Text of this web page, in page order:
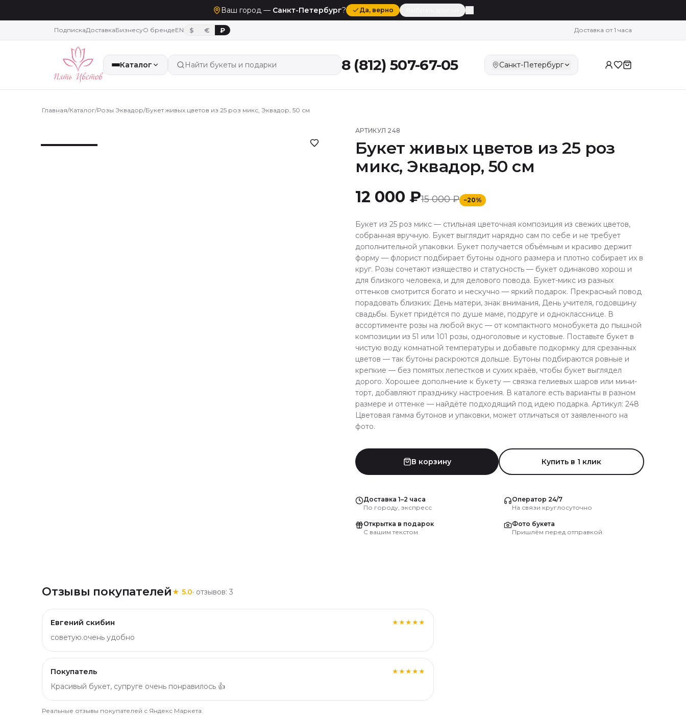
Ваш город — Санкт-Петербург? Да, верно
ПодпискаДоставкаБизнесуО брендеEN $ € ₽ Доставка от 1 часа
Каталог Найти букеты и подарки 8 (812) 507-67-05 Санкт-Петербург
Главная/Каталог/Розы Эквадор/Букет живых цветов из 25 роз микс, Эквадор, 50 см
АРТИКУЛ 248
Букет живых цветов из 25 роз
микс, Эквадор, 50 см
12 000 ₽15 000 ₽ −20%
Букет из 25 роз микс — стильная цветочная композиция из свежих цветов,
собранная вручную. Букет выглядит нарядно сам по себе и не требует
дополнительной упаковки. Букет получается объёмным и красиво держит
форму — флорист подбирает бутоны одного размера и плотно собирает их в
круг. Розы сочетают изящество и статусность — букет одинаково хорош и
для близкого человека, и для делового повода. Букет-микс из разных
оттенков смотрится богато и нескучно — яркий подарок. Прекрасный повод
порадовать близких: День матери, знак внимания, День учителя, годовщину
свадьбы. Букет придётся по душе маме, подруге и однокласснице. В
ассортименте розы на любой вкус — от компактного монобукета до пышной
композиции из 51 или 101 розы, одноголовые и кустовые. Поставьте букет в
чистую воду комнатной температуры и добавьте подкормку для срезанных
цветов — так бутоны раскроются дольше. Бутоны подбираются ровные и
крепкие — без помятых лепестков и сухих краёв, чтобы букет выглядел
дорого. Хорошее дополнение к букету — связка гелиевых шаров или мини-
торт, добавляют празднику настроения. В каталоге есть варианты в разном
размере и оттенке — найдёте подходящий под идею подарка. Артикул: 248
Цветовая гамма бутонов и упаковки, может отличаться от заявленного на
фото.
В корзину Купить в 1 клик
Доставка 1–2 часа
По городу, экспресс
Оператор 24/7
На связи круглосуточно
Открытка в подарок
С вашим текстом
Фото букета
Пришлём перед отправкой
Отзывы покупателей★5.0· отзывов:3
Евгений скибин ★★★★★
советую.очень удобно
Покупатель ★★★★★
Красивый букет, супруге очень понравилось 👍
Реальные отзывы покупателей с Яндекс Маркета.